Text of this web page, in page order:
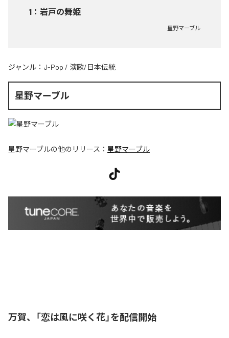
1 ： 岩戸の舞姫
星野マーブル
ジャンル： J-Pop / 演歌/日本伝統
星野マーブル
星野マーブルの他のリリース： 星野マーブル
万賀、「恋は風に咲く花」を配信開始